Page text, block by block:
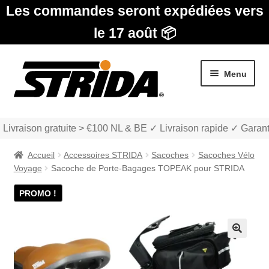
Les commandes seront expédiées vers
le 17 août 📦
Aller
la
Aller
contenu
Menu
Ouvrir
gratuite > €100 NL & BE ✓ Livraison rapide ✓
Accueil Accessoires STRIDA Sacoches
Sacoches Vélo
Voyage
Sacoche de Porte-Bagages TOPEAK pour STRIDA
PROMO !